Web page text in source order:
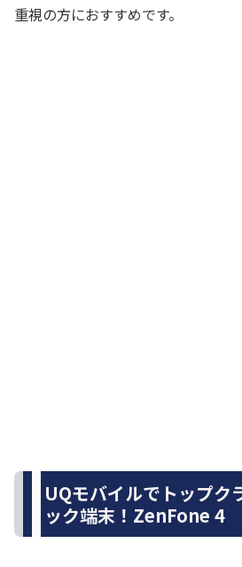
重視の方におすすめです。
UQモバイルでトップク
ック端末！ZenFone 4